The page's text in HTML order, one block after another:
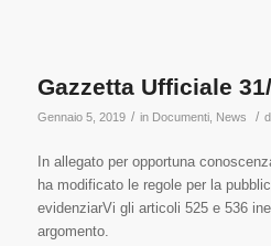
Gazzetta Ufficiale
Gennaio 5, 2019 / in Documenti, News /
In allegato per opportuna
ha modificato le regole per la
evidenziarVi gli articoli 525 e 536
argomento.